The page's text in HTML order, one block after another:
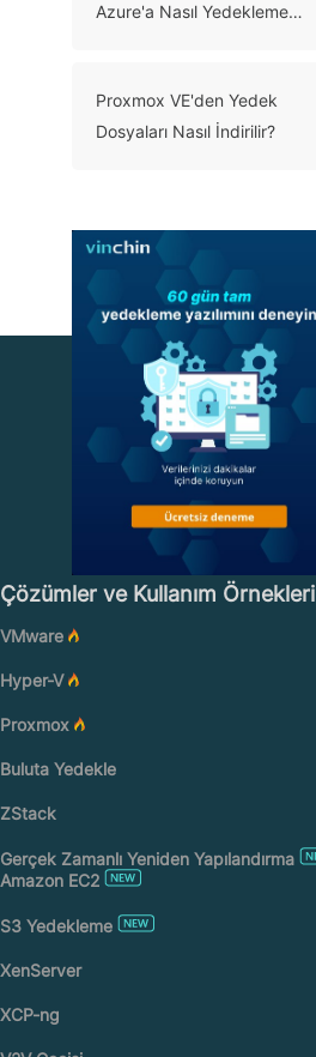
Azure'a Nasıl Yedekleme
Proxmox VE'den Yedek
Dosyaları Nasıl İndirilir?
Çözümler ve Kullanım Örnekleri
VMware
Hyper-V
Proxmox
Buluta Yedekle
ZStack
Gerçek Zamanlı Yeniden Yapılandırma
Amazon EC2
S3 Yedekleme
XenServer
XCP-ng